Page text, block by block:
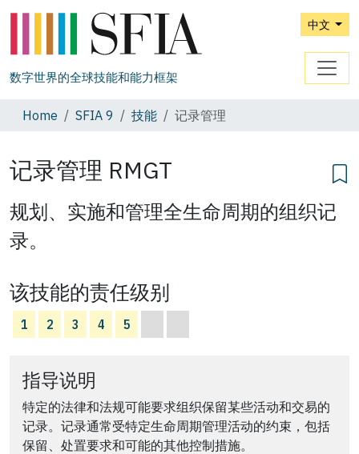
中文
数字世界的全球技能和能力框架
Home SFIA 9 技能 记录管理
记录管理 RMGT
规划、实施和管理全生命周期的组织记
录。
该技能的责任级别
1 2 3 4 5
指导说明
特定的法律和法规可能要求组织保留某些活动和交易的
记录。记录通常受特定生命周期管理活动的约束，包括
保留、处置要求和可能的其他控制措施。